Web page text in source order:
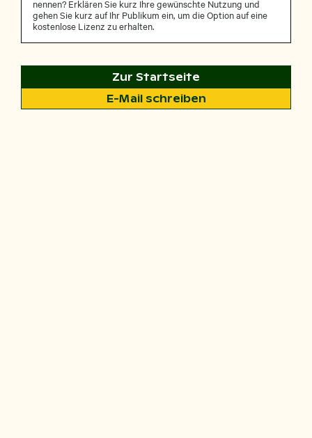
nennen? Erklären Sie kurz Ihre gewünschte Nutzung und
gehen Sie kurz auf Ihr Publikum ein, um die Option auf eine
kostenlose Lizenz zu erhalten.
Zur Startseite
E-Mail schreiben